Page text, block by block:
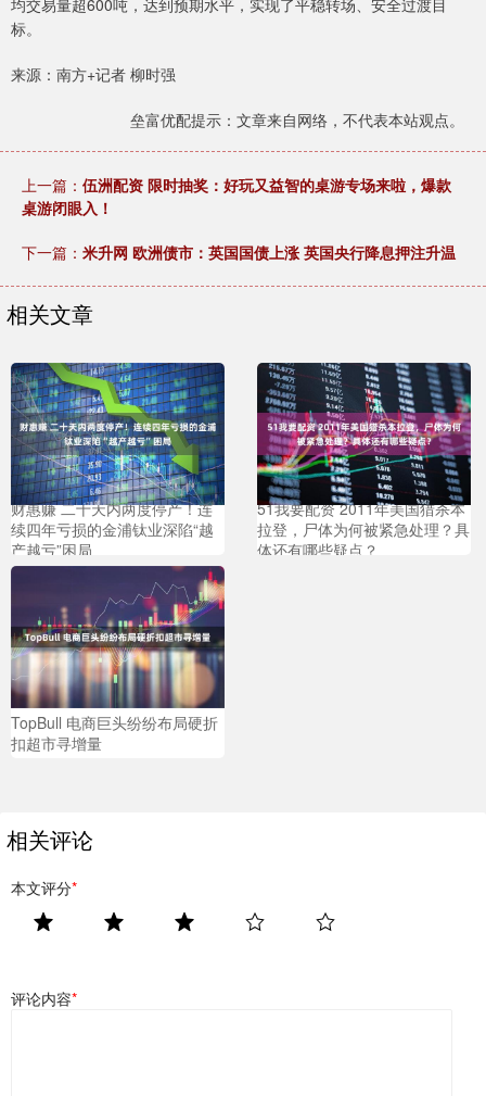
标。
来源：南方+记者 柳时强
垒富优配提示：文章来自网络，不代表本站观点。
上一篇： 伍洲配资 限时抽奖：好玩又益智的桌游专场来啦，爆款
桌游闭眼入！
下一篇： 米升网 欧洲债市：英国国债上涨 英国央行降息押注升温
相关文章
财惠赚 二十天内两度停产！连
续四年亏损的金浦钛业深陷“越
产越亏”困局
51我要配资 2011年美国猎杀本
拉登，尸体为何被紧急处理？具
体还有哪些疑点？
TopBull 电商巨头纷纷布局硬折
扣超市寻增量
相关评论
本文评分*
评论内容*